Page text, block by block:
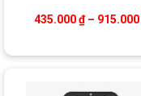
435.000₫ – 915.000